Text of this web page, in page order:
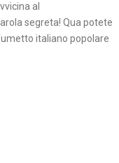
al
segreta! Qua potete
italiano popolare